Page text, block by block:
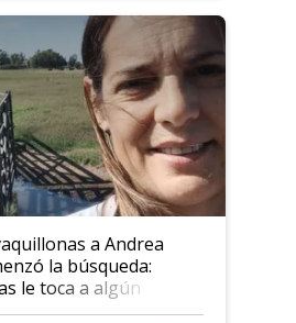
a Andrea
la búsqueda:
le toca a algún